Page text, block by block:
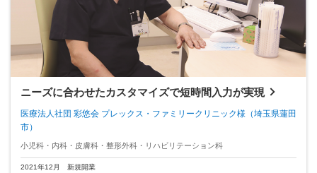
ニーズに合わせたカスタマイズで短時間入力が実現
医療法人社団 彩悠会 プレックス・ファミリークリニック様 （埼玉県蓮田
市）
小児科・内科・皮膚科・整形外科・リハビリテーション科
2021年12月 新規開業